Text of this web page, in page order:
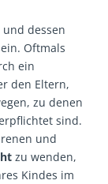
dessen
Oftmals
ein
den Eltern,
zu denen
sind.
und
zu wenden,
Kindes im